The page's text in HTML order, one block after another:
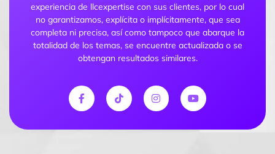
experiencia de llcexpertise con sus clientes, por lo cual
no garantizamos, explícita o implícitamente, que sea
completa ni precisa, así como tampoco que abarque la
totalidad de los temas, se encuentre actualizada o se
obtengan resultados similares.